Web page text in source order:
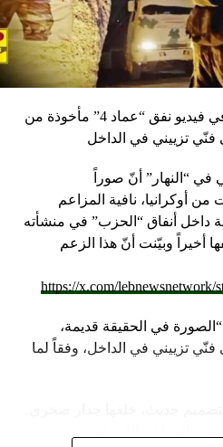
“النهار” تكشف حقيقة صور في فيديو نفق “عماد 4” مأخوذة من
فنّي تزييني في الداخل
“النهار” أنّ صوراً
4” أخذت من أوكرانيا، نافية المزاعم
داخل أنفاق “الحزب” في منشأته
التي كشفها أخيراً وبيّنت أنّ هذا الزعم
https://x.com/lebnewsnetwork/
في الحقيقة قديمة،
تزييني في الداخل، وفقاً لما